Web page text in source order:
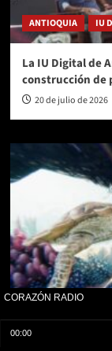
ANTIOQUIA IU
La IU Digital de
construcción de
20 de julio de 2026
ANTIOQUIA